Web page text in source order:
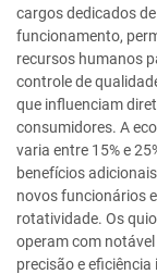
cargos dedicados
funcionamento,
recursos humanos
controle de
que influenciam
consumidores. A
varia entre 15% e
benefícios
novos funcionários
rotatividade. Os
operam com
precisão e